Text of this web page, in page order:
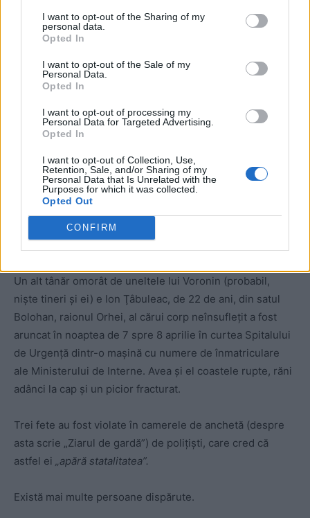
I want to opt-out of the Sharing of my
personal data.
Opted In
I want to opt-out of the Sale of my
Personal Data.
Opted In
I want to opt-out of processing my
Personal Data for Targeted Advertising.
Opted In
I want to opt-out of Collection, Use,
Retention, Sale, and/or Sharing of my
Personal Data that Is Unrelated with the
Purposes for which it was collected.
Opted Out
CONFIRM
murit din cauza torturilor care i s-au aplicat.
ad
Un alt tânăr omorât de uneltele lui Voronin (probabil,
nişte tineri şi ei) e Ion Ţâbuleac, de 22 de ani, din satul
Bolohan, raionul Orhei, al cărui corp neînsufleţit a fost
aruncat în noaptea de 7 spre 8 aprilie în curtea Spitalului
de Urgenţă dintr-o maşină cu numere de înmatriculare
ale Ministerului de Interne. Avea şi el coastele rupte, răni
adânci la cap şi un picior fracturat.
Trei fete au fost violate în camerele de anchetă (despre
asta scrie „Ziarul de gardă”) de poliţişti, care cred că
astfel ei „apără statalitatea”.
Există mai multe persoane dispărute.